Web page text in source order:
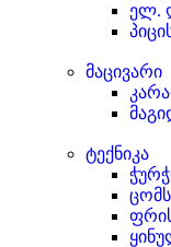
ელ.
მაცივარი
ტექნიკა